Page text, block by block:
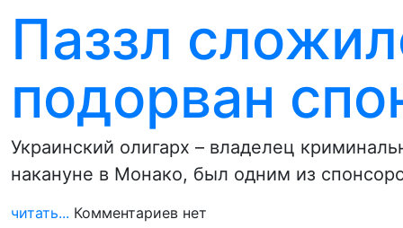
Паззл
подорван
Украинский олигарх – владелец
накануне в Монако, был одним из
читать... Комментариев нет